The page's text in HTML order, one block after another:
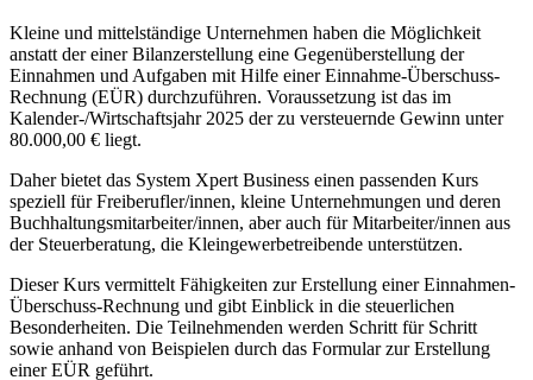
Kleine und mittelständige Unternehmen haben die Möglichkeit
anstatt der einer Bilanzerstellung eine Gegenüberstellung der
Einnahmen und Aufgaben mit Hilfe einer Einnahme-Überschuss-
Rechnung (EÜR) durchzuführen. Voraussetzung ist das im
Kalender-/Wirtschaftsjahr 2025 der zu versteuernde Gewinn unter
80.000,00 € liegt.
Daher bietet das System Xpert Business einen passenden Kurs
speziell für Freiberufler/innen, kleine Unternehmungen und deren
Buchhaltungsmitarbeiter/innen, aber auch für Mitarbeiter/innen aus
der Steuerberatung, die Kleingewerbetreibende unterstützen.
Dieser Kurs vermittelt Fähigkeiten zur Erstellung einer Einnahmen-
Überschuss-Rechnung und gibt Einblick in die steuerlichen
Besonderheiten. Die Teilnehmenden werden Schritt für Schritt
sowie anhand von Beispielen durch das Formular zur Erstellung
einer EÜR geführt.